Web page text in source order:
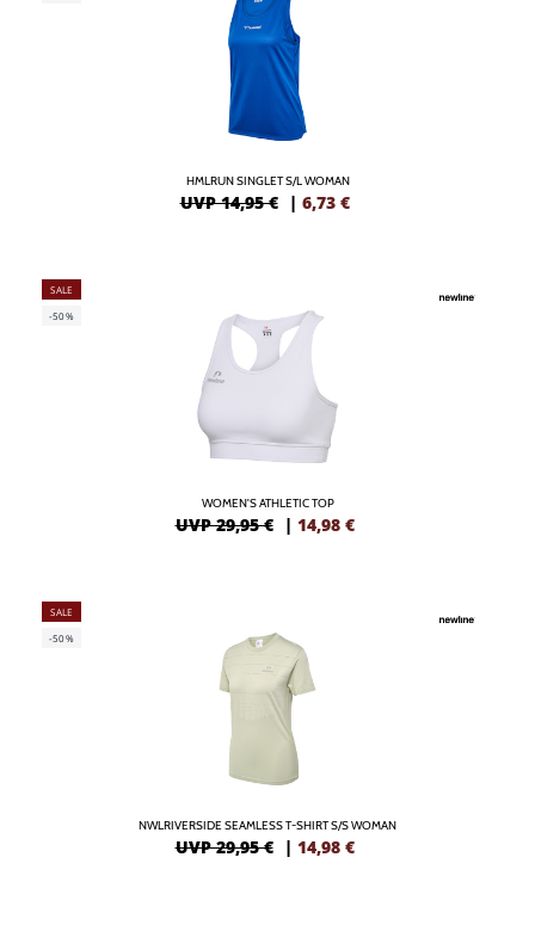
HMLRUN SINGLET S/L WOMAN
UVP 14,95 € | 6,73 €
SALE
-50%
WOMEN'S ATHLETIC TOP
UVP 29,95 € | 14,98 €
SALE
-50%
NWLRIVERSIDE SEAMLESS T-SHIRT S/S WOMAN
UVP 29,95 € | 14,98 €